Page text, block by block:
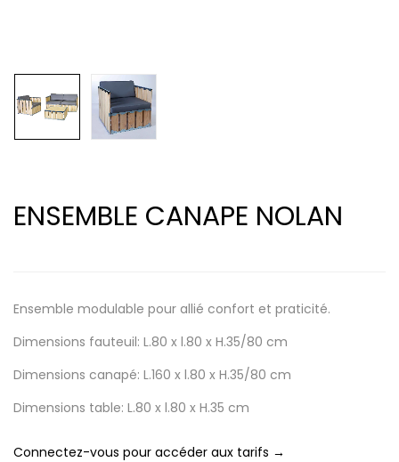
ENSEMBLE CANAPE NOLAN
Ensemble modulable pour allié confort et praticité.
Dimensions fauteuil: L.80 x l.80 x H.35/80 cm
Dimensions canapé: L.160 x l.80 x H.35/80 cm
Dimensions table: L.80 x l.80 x H.35 cm
Connectez-vous pour accéder aux tarifs →